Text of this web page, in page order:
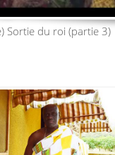
Sortie du roi (partie 3)